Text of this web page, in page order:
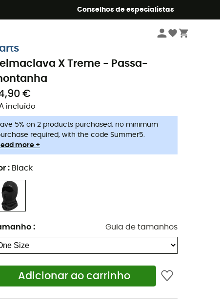
Conselhos de especialistas
X Treme - Passa-
€
incluído
5% on 2 products purchased, no minimum
required, with the code Summer5.
more +
: Black
: Guia de tamanhos
Adicionar ao carrinho